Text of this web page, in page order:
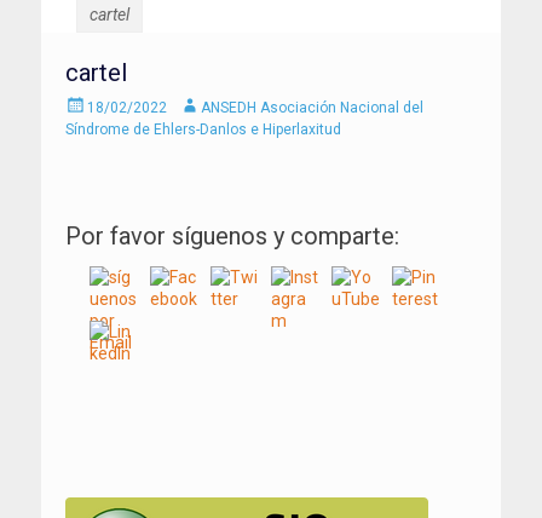
cartel
cartel
Enviado
el
18/02/2022 AutorANSEDH Asociación Nacional del
Síndrome de Ehlers-Danlos e Hiperlaxitud
Por favor síguenos y comparte:
entradas